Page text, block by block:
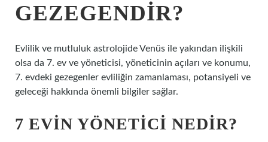
GEZEGENDIR?
Evlilik ve mutluluk astrolojide Venüs ile yakından ilişkili
olsa da 7. ev ve yöneticisi, yöneticinin açıları ve konumu,
7. evdeki gezegenler evliliğin zamanlaması, potansiyeli ve
geleceği hakkında önemli bilgiler sağlar.
7 EVIN YÖNETICI NEDIR?